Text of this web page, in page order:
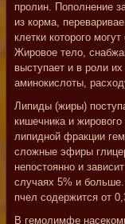
пролин. Пополнение
из корма,
клетки которого
Жировое тело,
выступает и в роли
аминокислоты,
Липиды (жиры)
кишечника и
липидной фракции
сложные эфиры
непостоянно и
случаях 5% и
пчел содержится от
В гемолимфе